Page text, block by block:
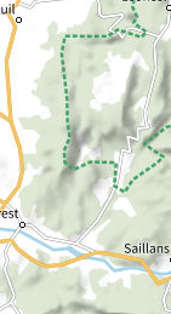
Chargement de la